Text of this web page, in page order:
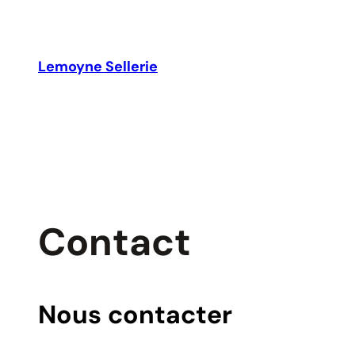
contentLemoyne Sellerie
Contact
Nous contacter